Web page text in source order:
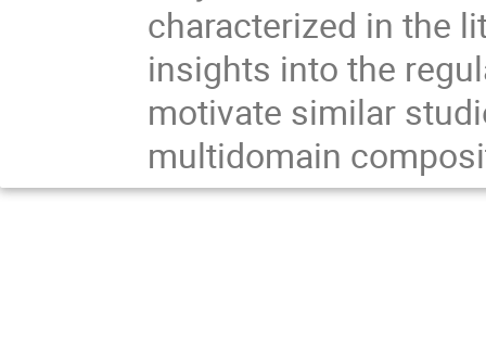
characterized in the
insights into the
motivate similar
multidomain